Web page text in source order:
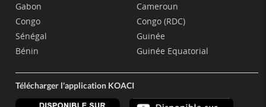
Gabon
Congo
Sénégal
Bénin
Cameroun
Congo (RDC)
Guinée
Guinée Equatorial
Télécharger l'application KOACI